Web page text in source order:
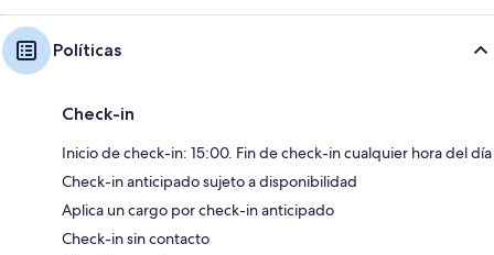
Políticas
Check-in
Inicio de check-in: 15:00. Fin de check-in cualquier hora del día
Check-in anticipado sujeto a disponibilidad
Aplica un cargo por check-in anticipado
Check-in sin contacto